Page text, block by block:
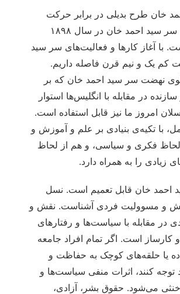
خان طرح بدیلی در برابر حرکت
دیوبندی‌ها بود. سر سید احمد خان در سال ۱۸۹۸
با آغاز کارها و فعالیت‌های سر سید
کم یک و نیم قرن فاصله داریم.
نهضت سر سید احمد خان که بر
در مقابله با انگلیس‌ها استوار
امروز ما نیز قابل استفاده است.
با تکیه‌ی بنیادی بر علم و آموزش و
لحاظ فکری و سیاسی، و هم از لحاظ
زیادی را به همراه دارد.
خان قابل تعمیم است. نسل
و مسوولیت فردی آشناست. نقش و
در مقابله با سیاست‌ها و رفتارهای
کارساز است. اگر تمام افراد جامعه
یا حلقه‌های کوچک به حفاظت و
کنند، اثرات منفی سیاست‌ها و
خنثی می‌شود. حقوق بشر، آزادی،